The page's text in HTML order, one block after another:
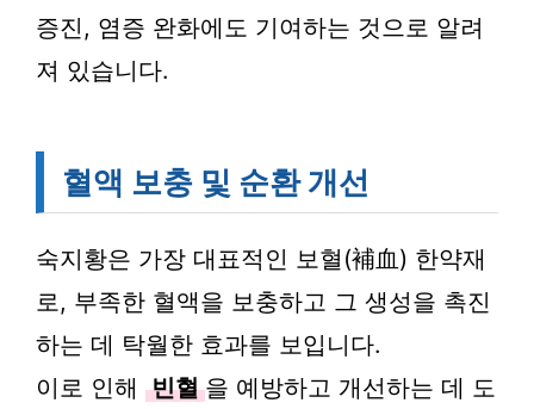
증진, 염증 완화에도 기여하는 것으로 알려
져 있습니다.
혈액 보충 및 순환 개선
숙지황은 가장 대표적인 보혈(補血) 한약재
로, 부족한 혈액을 보충하고 그 생성을 촉진
하는 데 탁월한 효과를 보입니다.
이로 인해 빈혈 을 예방하고 개선하는 데 도